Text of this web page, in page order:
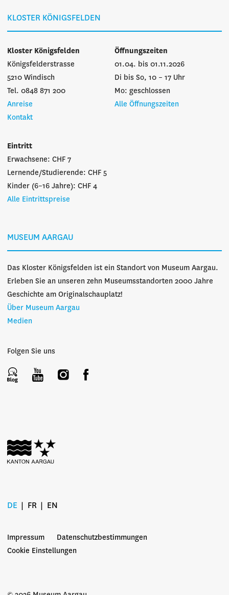
KLOSTER KÖNIGSFELDEN
Kloster Königsfelden
Königsfelderstrasse
5210 Windisch
Tel. 0848 871 200
Anreise
Kontakt
Öffnungszeiten
01.04. bis 01.11.2026
Di bis So, 10 – 17 Uhr
Mo: geschlossen
Alle Öffnungszeiten
Eintritt
Erwachsene: CHF 7
Lernende/Studierende: CHF 5
Kinder (6–16 Jahre): CHF 4
Alle Eintrittspreise
MUSEUM AARGAU
Das Kloster Königsfelden ist ein Standort von Museum Aargau.
Erleben Sie an unseren zehn Museumsstandorten 2000 Jahre
Geschichte am Originalschauplatz!
Über Museum Aargau
Medien
Folgen Sie uns
DE FR EN
Impressum
Datenschutzbestimmungen
Cookie Einstellungen